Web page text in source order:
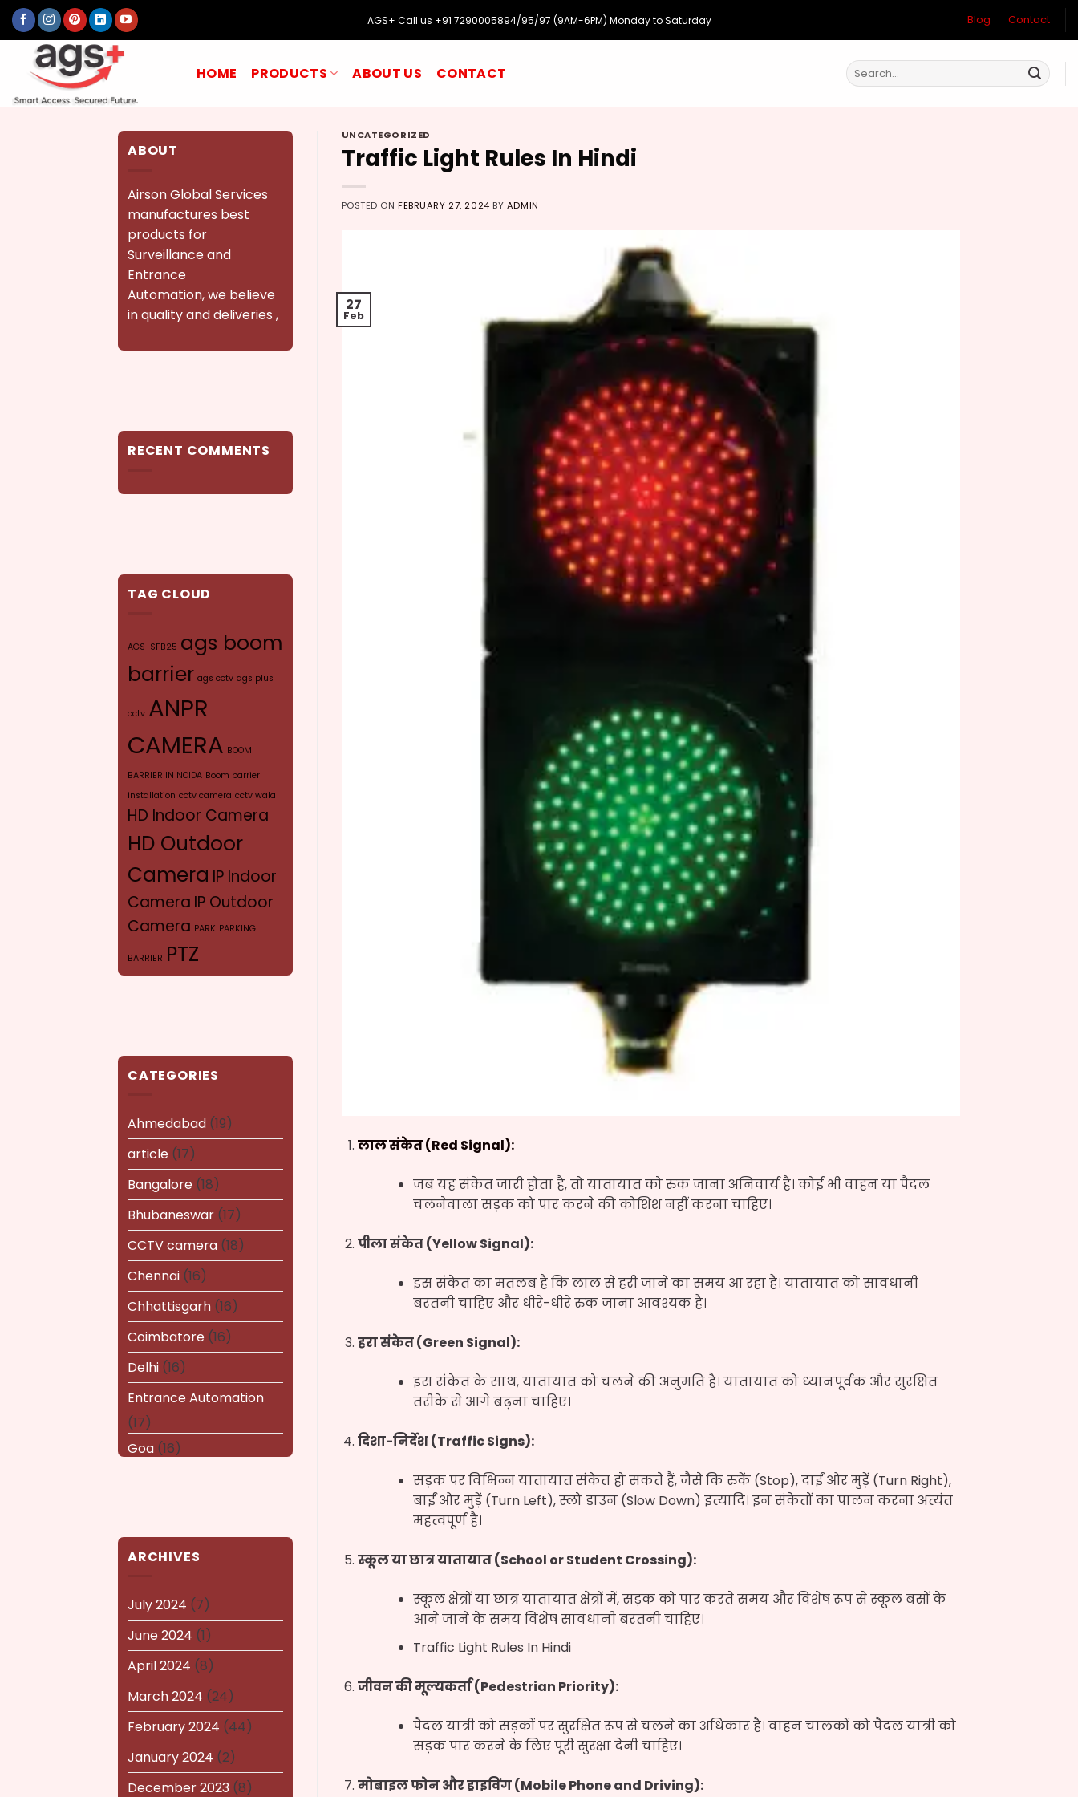
Skip
to
content
AGS+ Call us +91 7290005894/95/97 (9AM-6PM) Monday to Saturday Blog Contact
HOME PRODUCTS ABOUT US CONTACT
ABOUT
Airson Global Services
manufactures best
products for
Surveillance and
Entrance
Automation, we believe
in quality and deliveries ,
RECENT COMMENTS
TAG CLOUD
AGS-SFB25 ags boom
barrier ags cctv ags plus
cctv ANPR
CAMERA BOOM
BARRIER IN NOIDA Boom barrier
installation cctv camera cctv wala
HD Indoor Camera
HD Outdoor
Camera IP Indoor
Camera IP Outdoor
Camera PARK PARKING
BARRIER PTZ
CATEGORIES
Ahmedabad (19)
article (17)
Bangalore (18)
Bhubaneswar (17)
CCTV camera (18)
Chennai (16)
Chhattisgarh (16)
Coimbatore (16)
Delhi (16)
Entrance Automation
(17)
Goa (16)
kerala(14)
Lucknow(15)
Maharashtra
Nagaland(14)
NEWS AND EVENTS
Puducherry(12)
Pune(15)
Rajasthan(16)
ARCHIVES
July 2024 (7)
June 2024 (1)
April 2024 (8)
March 2024 (24)
February 2024 (44)
January 2024 (2)
December 2023 (8)
UNCATEGORIZED
Traffic Light Rules In Hindi
POSTED ONFEBRUARY 27, 2024 BY ADMIN
27
Feb
लाल संकेत (Red Signal):
जब यह संकेत जारी होता है, तो यातायात को रुक जाना अनिवार्य है। कोई भी वाहन या पैदल
चलनेवाला सड़क को पार करने की कोशिश नहीं करना चाहिए।
पीला संकेत (Yellow Signal):
इस संकेत का मतलब है कि लाल से हरी जाने का समय आ रहा है। यातायात को सावधानी
बरतनी चाहिए और धीरे-धीरे रुक जाना आवश्यक है।
हरा संकेत (Green Signal):
इस संकेत के साथ, यातायात को चलने की अनुमति है। यातायात को ध्यानपूर्वक और सुरक्षित
तरीके से आगे बढ़ना चाहिए।
दिशा-निर्देश (Traffic Signs):
सड़क पर विभिन्न यातायात संकेत हो सकते हैं, जैसे कि रुकें (Stop), दाईं ओर मुड़ें (Turn Right),
बाईं ओर मुड़ें (Turn Left), स्लो डाउन (Slow Down) इत्यादि। इन संकेतों का पालन करना अत्यंत
महत्वपूर्ण है।
स्कूल या छात्र यातायात (School or Student Crossing):
स्कूल क्षेत्रों या छात्र यातायात क्षेत्रों में, सड़क को पार करते समय और विशेष रूप से स्कूल बसों के
आने जाने के समय विशेष सावधानी बरतनी चाहिए।
Traffic Light Rules In Hindi
जीवन की मूल्यकर्ता (Pedestrian Priority):
पैदल यात्री को सड़कों पर सुरक्षित रूप से चलने का अधिकार है। वाहन चालकों को पैदल यात्री को
सड़क पार करने के लिए पूरी सुरक्षा देनी चाहिए।
मोबाइल फोन और ड्राइविंग (Mobile Phone and Driving):